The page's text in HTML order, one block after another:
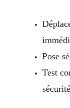
Pose
Test